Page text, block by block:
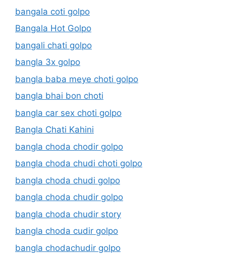
bangala coti golpo
Bangala Hot Golpo
bangali chati golpo
bangla 3x golpo
bangla baba meye choti golpo
bangla bhai bon choti
bangla car sex choti golpo
Bangla Chati Kahini
bangla choda chodir golpo
bangla choda chudi choti golpo
bangla choda chudi golpo
bangla choda chudir golpo
bangla choda chudir story
bangla choda cudir golpo
bangla chodachudir golpo